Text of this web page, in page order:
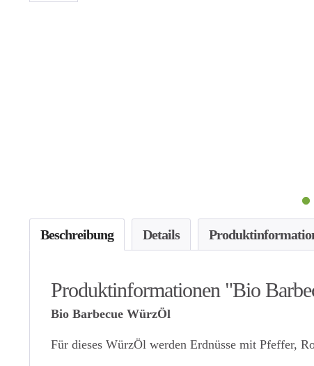
Beschreibung Details
Produktinformationen "Bio
Bio Barbecue WürzÖl
Für dieses WürzÖl werden Erdnüsse mit Pfeffer,